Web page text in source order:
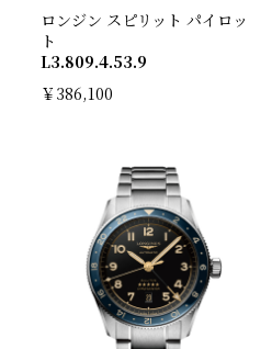
ロンジン スピリット パイロッ
ト
L3.809.4.53.9
￥386,100